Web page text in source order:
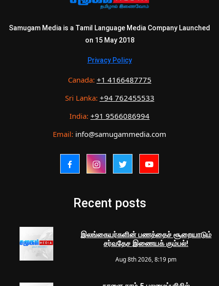
Samugam Media is a Tamil Language Media Company Launched
on 15 May 2018
Privacy Policy
Canada: +1 4166487775
Sri Lanka: +94 762455533
India: +91 9566086994
Email: info@samugammedia.com
Recent posts
இலங்கையர்களின் பணத்தைச் சூறையாடும்
சர்வதேச இணையக் கும்பல்!
Aug 8th 2026, 8:19 pm